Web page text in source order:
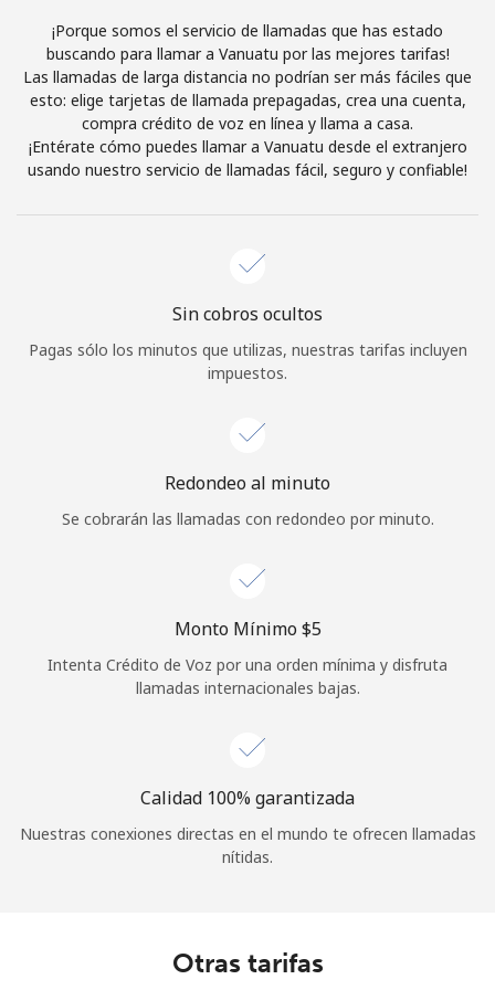
estosTérminos y condiciones.
Únete
Iniciar Sesión
o
Continuar con
¡Porque somos el servicio de llamadas que has estado
buscando para llamar a Vanuatu por las mejores tarifas!
Las llamadas de larga distancia no podrían ser más fáciles que
esto: elige tarjetas de llamada prepagadas, crea una cuenta,
compra crédito de voz en línea y llama a casa.
¡Entérate cómo puedes llamar a Vanuatu desde el extranjero
usando nuestro servicio de llamadas fácil, seguro y confiable!
Sin cobros ocultos
Pagas sólo los minutos que utilizas, nuestras tarifas incluyen
impuestos.
Redondeo al minuto
Se cobrarán las llamadas con redondeo por minuto.
Monto Mínimo ⁦$5⁩
Intenta Crédito de Voz por una orden mínima y disfruta
llamadas internacionales bajas.
Calidad 100% garantizada
Nuestras conexiones directas en el mundo te ofrecen llamadas
nítidas.
Otras tarifas